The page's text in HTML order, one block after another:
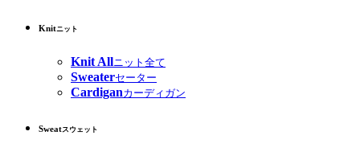
Knitニット
Knit Allニット全て
Sweaterセーター
Cardiganカーディガン
Sweatスウェット